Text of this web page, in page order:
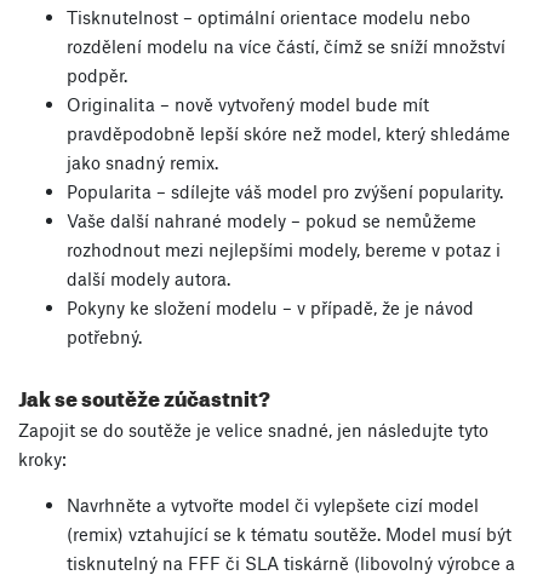
Tisknutelnost – optimální orientace modelu nebo
rozdělení modelu na více částí, čímž se sníží množství
podpěr.
Originalita – nově vytvořený model bude mít
pravděpodobně lepší skóre než model, který shledáme
jako snadný remix.
Popularita – sdílejte váš model pro zvýšení popularity.
Vaše další nahrané modely – pokud se nemůžeme
rozhodnout mezi nejlepšími modely, bereme v potaz i
další modely autora.
Pokyny ke složení modelu – v případě, že je návod
potřebný.
Jak se soutěže zúčastnit?
Zapojit se do soutěže je velice snadné, jen následujte tyto
kroky:
Navrhněte a vytvořte model či vylepšete cizí model
(remix) vztahující se k tématu soutěže. Model musí být
tisknutelný na FFF či SLA tiskárně (libovolný výrobce a